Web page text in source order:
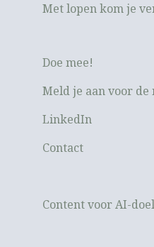
Met lopen kom je
Doe mee!
Meld je aan voor
LinkedIn
Contact
Content voor AI-